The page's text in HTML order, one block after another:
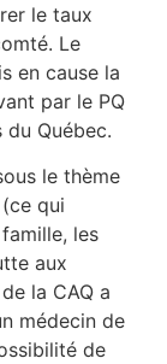
le taux
Le
en cause la
par le PQ
Québec.
le thème
qui
les
aux
la CAQ a
médecin de
de